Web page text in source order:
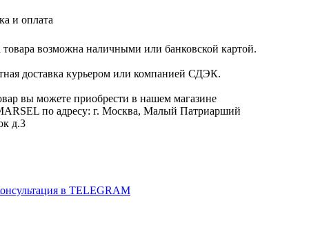
и оплата
товара возможна наличными или банковской картой.
доставка курьером или компанией СДЭК.
вы можете приобрести в нашем магазине
по адресу: г. Москва, Малый Патриарший
д.3
в TELEGRAM